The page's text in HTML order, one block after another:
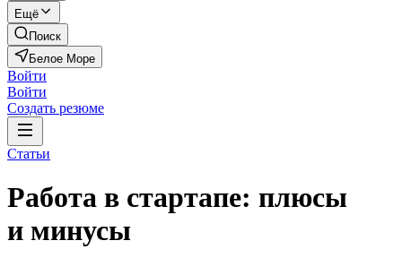
Ещё
Поиск
Белое Море
Войти
Войти
Создать резюме
Статьи
Работа в стартапе: плюсы
и минусы